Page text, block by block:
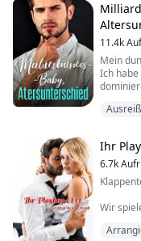
Zu
11.4k
Mein
Ich
Seinen
Alles
Und
Aber
Ihr
6.7k
Wir